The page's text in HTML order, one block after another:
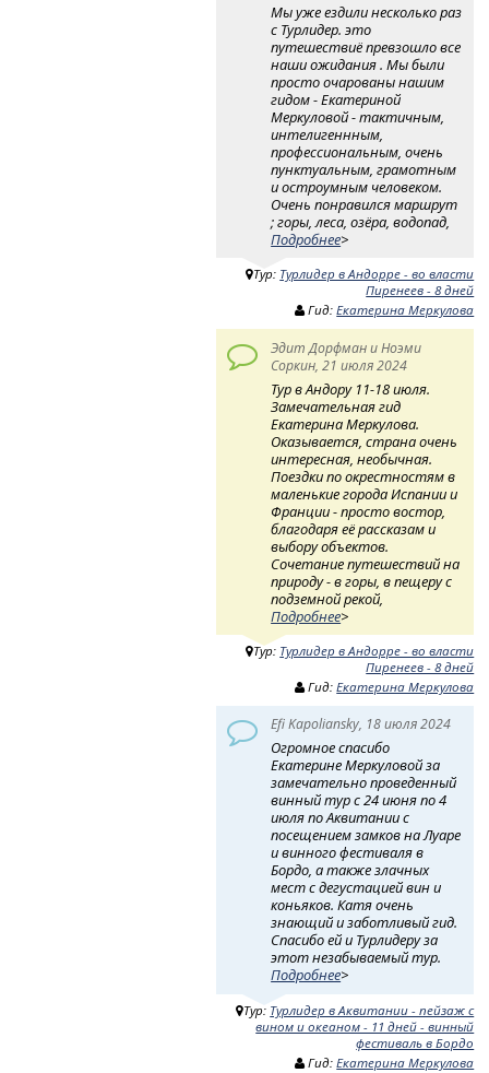
Мы уже ездили несколько раз
с Турлидер. это
путешествиё превзошло все
наши ожидания . Мы были
просто очарованы нашим
гидом - Екатериной
Меркуловой - тактичным,
интелигеннным,
профессиональным, очень
пунктуальным, грамотным
и остроумным человеком.
Очень понравился маршрут
; горы, леса, озёра, водопад,
Подробнее>
Тур: Турлидер в Андорре - во власти
Пиренеев - 8 дней
Гид:Екатерина Меркулова
Эдит Дорфман и Ноэми
Соркин, 21 июля 2024
Тур в Андору 11-18 июля.
Замечательная гид
Екатерина Меркулова.
Оказывается, страна очень
интересная, необычная.
Поездки по окрестностям в
маленькие города Испании и
Франции - просто востор,
благодаря её рассказам и
выбору объектов.
Сочетание путешествий на
природу - в горы, в пещеру с
подземной рекой,
Подробнее>
Тур: Турлидер в Андорре - во власти
Пиренеев - 8 дней
Гид:Екатерина Меркулова
Efi Kapoliansky, 18 июля 2024
Огромное спасибо
Екатерине Меркуловой за
замечательно проведенный
винный тур с 24 июня по 4
июля по Аквитании с
посещением замков на Луаре
и винного фестиваля в
Бордо, а также злачных
мест с дегустацией вин и
коньяков. Катя очень
знающий и заботливый гид.
Спасибо ей и Турлидеру за
этот незабываемый тур.
Подробнее>
Тур: Турлидер в Аквитании - пейзаж с
вином и океаном - 11 дней - винный
фестиваль в Бордо
Гид:Екатерина Меркулова